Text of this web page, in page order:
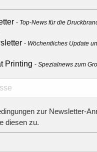
Top-News für die
Wöchentliches Update
Printing Spezialnews zum
zur Newsletter-
diesen zu.